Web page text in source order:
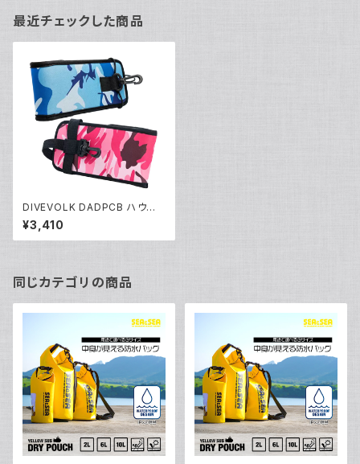
最近チェックした商品
DIVEVOLK DADPCB ハウジ
ング専用ケース [70180/7018
1]
¥3,410
同じカテゴリの商品